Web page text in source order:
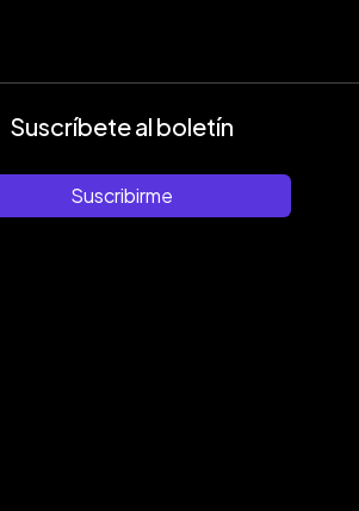
Suscríbete al boletín
Suscribirme